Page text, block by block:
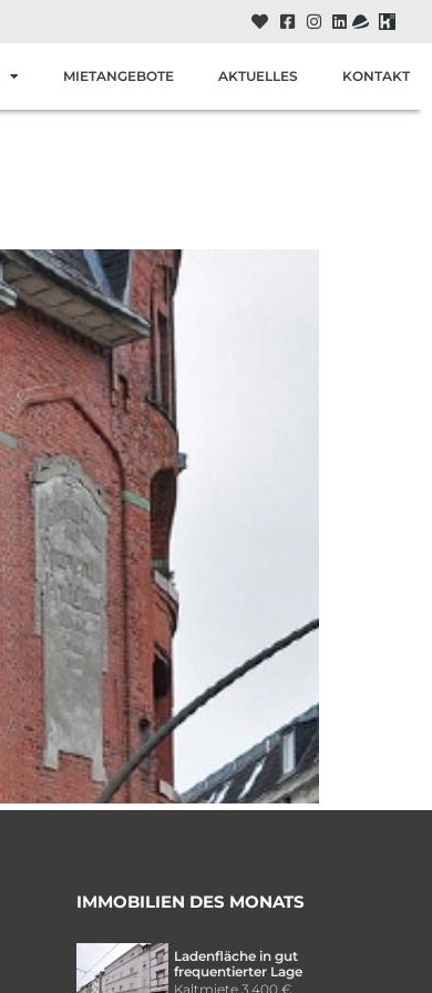
MIETANGEBOTE AKTUELLES KONTAKT
IMMOBILIEN DES MONATS
Ladenfläche in gut
frequentierter Lage
Kaltmiete3.400 €